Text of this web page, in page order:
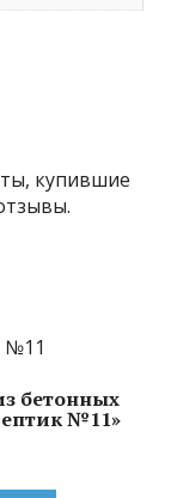
купившие
бетонных
№11»